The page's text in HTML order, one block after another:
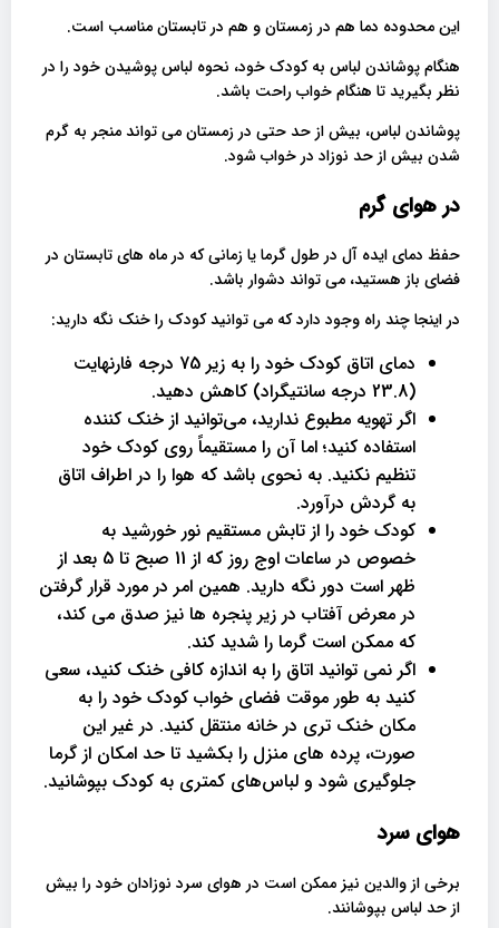
این محدوده دما هم در زمستان و هم در تابستان مناسب است.
هنگام پوشاندن لباس به کودک خود، نحوه لباس پوشیدن خود را در
نظر بگیرید تا هنگام خواب راحت باشد.
پوشاندن لباس، بیش از حد حتی در زمستان می تواند منجر به گرم
شدن بیش از حد نوزاد در خواب شود.
در هوای گرم
حفظ دمای ایده آل در طول گرما یا زمانی که در ماه های تابستان در
فضای باز هستید، می تواند دشوار باشد.
در اینجا چند راه وجود دارد که می توانید کودک را خنک نگه دارید:
دمای اتاق کودک خود را به زیر 75 درجه فارنهایت
(23.8 درجه سانتیگراد) کاهش دهید.
اگر تهویه مطبوع ندارید، می‌توانید از خنک کننده
استفاده کنید؛ اما آن را مستقیماً روی کودک خود
تنظیم نکنید. به نحوی باشد که هوا را در اطراف اتاق
به گردش درآورد.
کودک خود را از تابش مستقیم نور خورشید به
خصوص در ساعات اوج روز که از 11 صبح تا 5 بعد از
ظهر است دور نگه دارید. همین امر در مورد قرار گرفتن
در معرض آفتاب در زیر پنجره ها نیز صدق می کند،
که ممکن است گرما را شدید کند.
اگر نمی توانید اتاق را به اندازه کافی خنک کنید، سعی
کنید به طور موقت فضای خواب کودک خود را به
مکان خنک تری در خانه منتقل کنید. در غیر این
صورت، پرده های منزل را بکشید تا حد امکان از گرما
جلوگیری شود و لباس‌های کمتری به کودک بپوشانید.
هوای سرد
برخی از والدین نیز ممکن است در هوای سرد نوزادان خود را بیش
از حد لباس بپوشانند.